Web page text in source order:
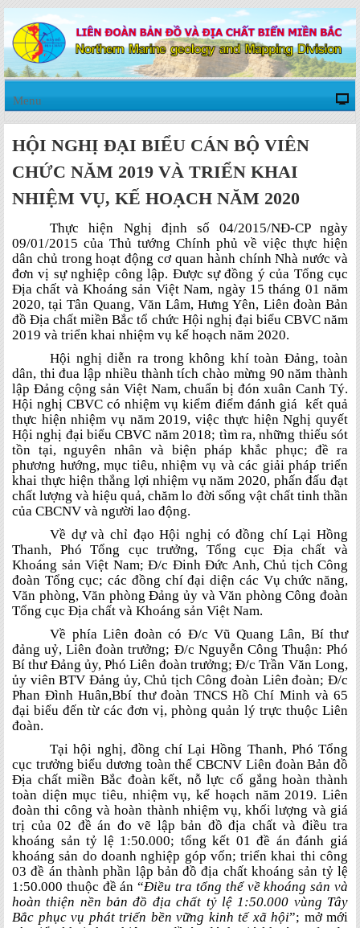
Menu
HỘI NGHỊ ĐẠI BIỂU CÁN BỘ VIÊN
CHỨC NĂM 2019 VÀ TRIỂN KHAI
NHIỆM VỤ, KẾ HOẠCH NĂM 2020
Thực hiện Nghị định số 04/2015/NĐ-CP ngày
09/01/2015 của Thủ tướng Chính phủ về việc thực hiện
dân chủ trong hoạt động cơ quan hành chính Nhà nước và
đơn vị sự nghiệp công lập. Được sự đồng ý của Tổng cục
Địa chất và Khoáng sản Việt Nam, ngày 15 tháng 01 năm
2020, tại Tân Quang, Văn Lâm, Hưng Yên, Liên đoàn Bản
đồ Địa chất miền Bắc tổ chức Hội nghị đại biểu CBVC năm
2019 và triển khai nhiệm vụ kế hoạch năm 2020.
Hội nghị diễn ra trong không khí toàn Đảng, toàn
dân, thi đua lập nhiều thành tích chào mừng 90 năm thành
lập Đảng cộng sản Việt Nam, chuẩn bị đón xuân Canh Tý.
Hội nghị CBVC có nhiệm vụ kiểm điểm đánh giá kết quả
thực hiện nhiệm vụ năm 2019, việc thực hiện Nghị quyết
Hội nghị đại biểu CBVC năm 2018; tìm ra, những thiếu sót
tồn tại, nguyên nhân và biện pháp khắc phục; đề ra
phương hướng, mục tiêu, nhiệm vụ và các giải pháp triển
khai thực hiện thắng lợi nhiệm vụ năm 2020, phấn đấu đạt
chất lượng và hiệu quả, chăm lo đời sống vật chất tinh thần
của CBCNV và người lao động.
Về dự và chỉ đạo Hội nghị có đồng chí Lại Hồng
Thanh, Phó Tổng cục trưởng, Tổng cục Địa chất và
Khoáng sản Việt Nam; Đ/c Đinh Đức Anh, Chủ tịch Công
đoàn Tổng cục; các đồng chí đại diện các Vụ chức năng,
Văn phòng, Văn phòng Đảng ủy và Văn phòng Công đoàn
Tổng cục Địa chất và Khoáng sản Việt Nam.
Về phía Liên đoàn có Đ/c Vũ Quang Lân, Bí thư
đảng uỷ, Liên đoàn trưởng; Đ/c Nguyễn Công Thuận: Phó
Bí thư Đảng ủy, Phó Liên đoàn trưởng; Đ/c Trần Văn Long,
ủy viên BTV Đảng ủy, Chủ tịch Công đoàn Liên đoàn; Đ/c
Phan Đình Huân,Bbí thư đoàn TNCS Hồ Chí Minh và 65
đại biểu đến từ các đơn vị, phòng quản lý trực thuộc Liên
đoàn.
Tại hội nghị, đồng chí Lại Hồng Thanh, Phó Tổng
cục trưởng biểu dương toàn thể CBCNV Liên đoàn Bản đồ
Địa chất miền Bắc đoàn kết, nỗ lực cố gắng hoàn thành
toàn diện mục tiêu, nhiệm vụ, kế hoạch năm 2019. Liên
đoàn thi công và hoàn thành nhiệm vụ, khối lượng và giá
trị của 02 đề án đo vẽ lập bản đồ địa chất và điều tra
khoáng sản tỷ lệ 1:50.000; tổng kết 01 đề án đánh giá
khoáng sản do doanh nghiệp góp vốn; triển khai thi công
03 đề án thành phần lập bản đồ địa chất khoáng sản tỷ lệ
1:50.000 thuộc đề án “Điều tra tổng thể về khoáng sản và
hoàn thiện nền bản đồ địa chất tỷ lệ 1:50.000 vùng Tây
Bắc phục vụ phát triển bền vững kinh tế xã hội”; mở mới